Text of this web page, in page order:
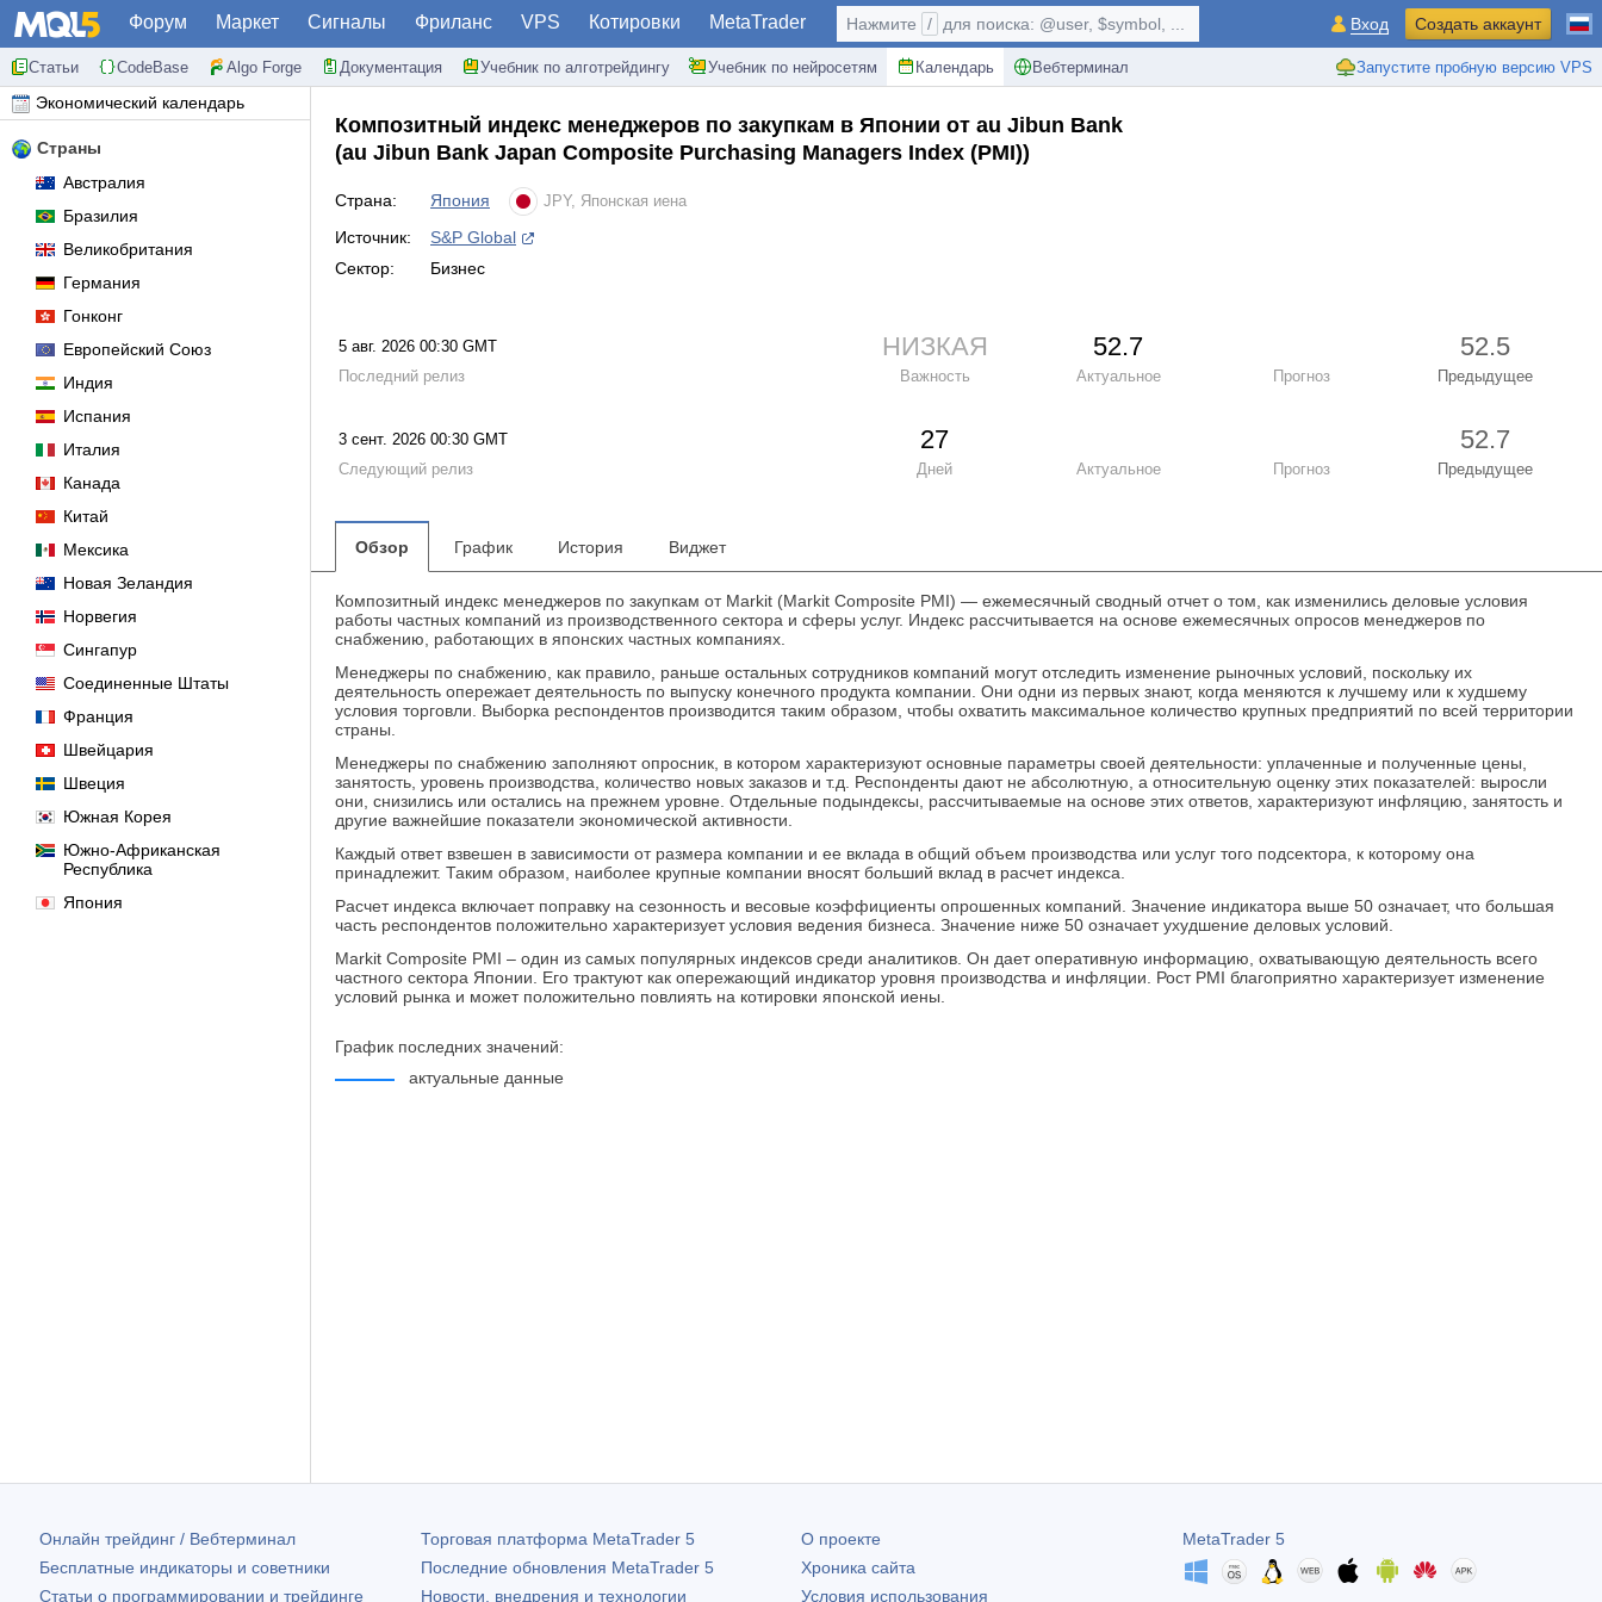
Форум Маркет Сигналы Фриланс VPS Котировки MetaTrader
Статьи CodeBase Algo Forge Документация Учебник по алготрейдингу Учебник по нейросетям Календарь Вебтерминал Запустите пробную версию VPS
Нажмите / для поиска: @user, $symbol, ... Вход Создать аккаунт
Экономический календарь
Страны
Австралия
Бразилия
Великобритания
Германия
Гонконг
Европейский Союз
Индия
Испания
Италия
Канада
Китай
Мексика
Новая Зеландия
Норвегия
Сингапур
Соединенные Штаты
Франция
Швейцария
Швеция
Южная Корея
Южно-Африканская
Республика
Япония
Композитный индекс менеджеров по закупкам в Японии от au Jibun Bank
(au Jibun Bank Japan Composite Purchasing Managers Index (PMI))
Страна: Япония JPY, Японская иена
Источник:
S&P Global
Сектор:
Бизнес
5 авг. 2026 00:30 GMT НИЗКАЯ 52.7 52.5
Последний релиз Важность Актуальное Прогноз Предыдущее
3 сент. 2026 00:30 GMT 27 52.7
Следующий релиз Дней Актуальное Прогноз Предыдущее
Обзор График История Виджет
Композитный индекс менеджеров по закупкам от Markit (Markit Composite PMI) — ежемесячный сводный отчет о том, как изменились деловые условия
работы частных компаний из производственного сектора и сферы услуг. Индекс рассчитывается на основе ежемесячных опросов менеджеров по
снабжению, работающих в японских частных компаниях.
Менеджеры по снабжению, как правило, раньше остальных сотрудников компаний могут отследить изменение рыночных условий, поскольку их
деятельность опережает деятельность по выпуску конечного продукта компании. Они одни из первых знают, когда меняются к лучшему или к худшему
условия торговли. Выборка респондентов производится таким образом, чтобы охватить максимальное количество крупных предприятий по всей территории
страны.
Менеджеры по снабжению заполняют опросник, в котором характеризуют основные параметры своей деятельности: уплаченные и полученные цены,
занятость, уровень производства, количество новых заказов и т.д. Респонденты дают не абсолютную, а относительную оценку этих показателей: выросли
они, снизились или остались на прежнем уровне. Отдельные подындексы, рассчитываемые на основе этих ответов, характеризуют инфляцию, занятость и
другие важнейшие показатели экономической активности.
Каждый ответ взвешен в зависимости от размера компании и ее вклада в общий объем производства или услуг того подсектора, к которому она
принадлежит. Таким образом, наиболее крупные компании вносят больший вклад в расчет индекса.
Расчет индекса включает поправку на сезонность и весовые коэффициенты опрошенных компаний. Значение индикатора выше 50 означает, что большая
часть респондентов положительно характеризует условия ведения бизнеса. Значение ниже 50 означает ухудшение деловых условий.
Markit Composite PMI – один из самых популярных индексов среди аналитиков. Он дает оперативную информацию, охватывающую деятельность всего
частного сектора Японии. Его трактуют как опережающий индикатор уровня производства и инфляции. Рост PMI благоприятно характеризует изменение
условий рынка и может положительно повлиять на котировки японской иены.
График последних значений:
актуальные данные
Онлайн трейдинг / Вебтерминал
Бесплатные индикаторы и советники
Статьи о программировании и трейдинге
Торговая платформа MetaTrader 5
Последние обновления MetaTrader 5
Новости, внедрения и технологии
О проекте
Хроника сайта
Условия использования
MetaTrader 5